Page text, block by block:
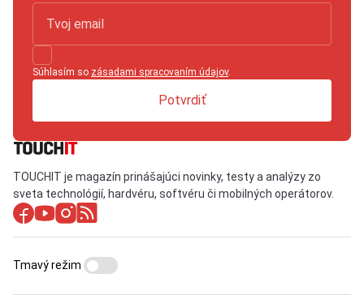
Súhlasím so zásadami spracovaním údajov.
Potvrdiť
TOUCHIT je magazín prinášajúci novinky, testy a analýzy zo
sveta technológií, hardvéru, softvéru či mobilných operátorov.
Tmavý režim